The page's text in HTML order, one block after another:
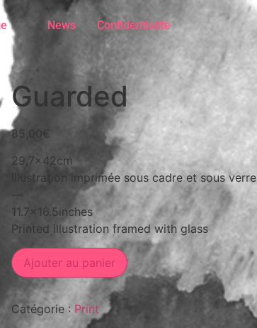
News Confidentialité
Guarded
85,00 €
29,7x42cm
Illustration imprimée sous cadre et sous verre
11.7×16.5inches
Printed illustration framed with glass
Ajouter au panier
Catégorie : Print